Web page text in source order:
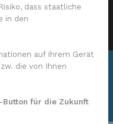
dass staatliche
in den
auf Ihrem Gerät
die von Ihnen
Button für die Zukunft